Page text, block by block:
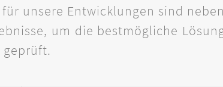
unsere Entwicklungen sind
um die bestmögliche